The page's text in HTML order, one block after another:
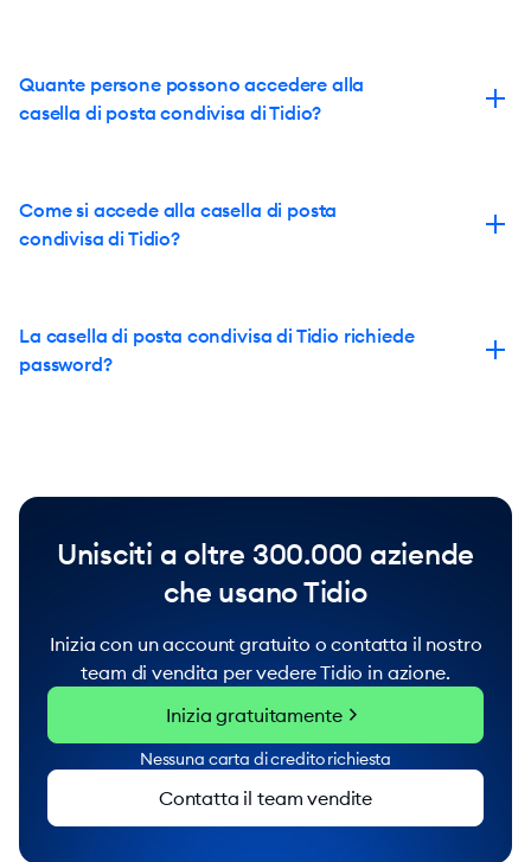
Quante persone possono accedere alla
casella di posta condivisa di Tidio?
Come si accede alla casella di posta
condivisa di Tidio?
La casella di posta condivisa di Tidio richiede
password?
Unisciti a oltre 300.000 aziende
che usano Tidio
Inizia con un account gratuito o contatta il nostro
team di vendita per vedere Tidio in azione.
Inizia gratuitamentechevron_right
Nessuna carta di credito richiesta
Contatta il team vendite